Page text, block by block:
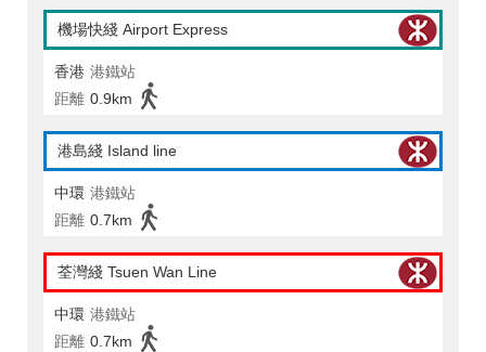
機場快綫 Airport Express
香港 港鐵站
距離 0.9km
港島綫 Island line
中環 港鐵站
距離 0.7km
荃灣綫 Tsuen Wan Line
中環 港鐵站
距離 0.7km